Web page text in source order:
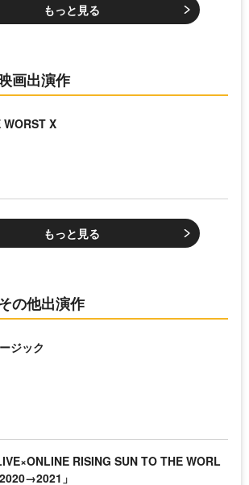
もっと見る
画出演作
X
もっと見る
の他出演作
ジック
RISING SUN TO THE WORL
」